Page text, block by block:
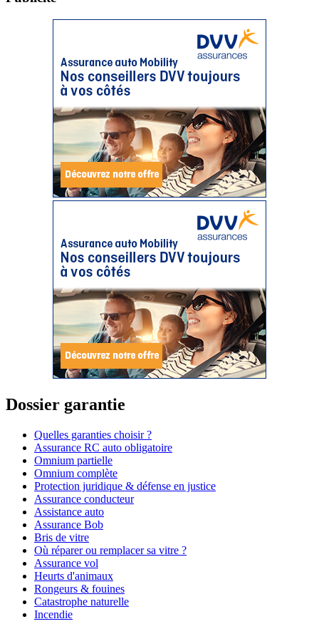
Dossier garantie
Quelles garanties choisir ?
Assurance RC auto obligatoire
Omnium partielle
Omnium complète
Protection juridique & défense en justice
Assurance conducteur
Assistance auto
Assurance Bob
Bris de vitre
Où réparer ou remplacer sa vitre ?
Assurance vol
Heurts d'animaux
Rongeurs & fouines
Catastrophe naturelle
Incendie